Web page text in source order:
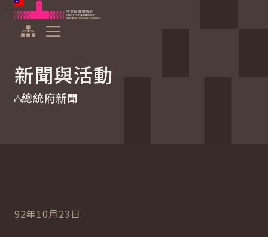
跳到主要內容
中華民國總統府
新聞與活動
總統府新聞
92年10月23日